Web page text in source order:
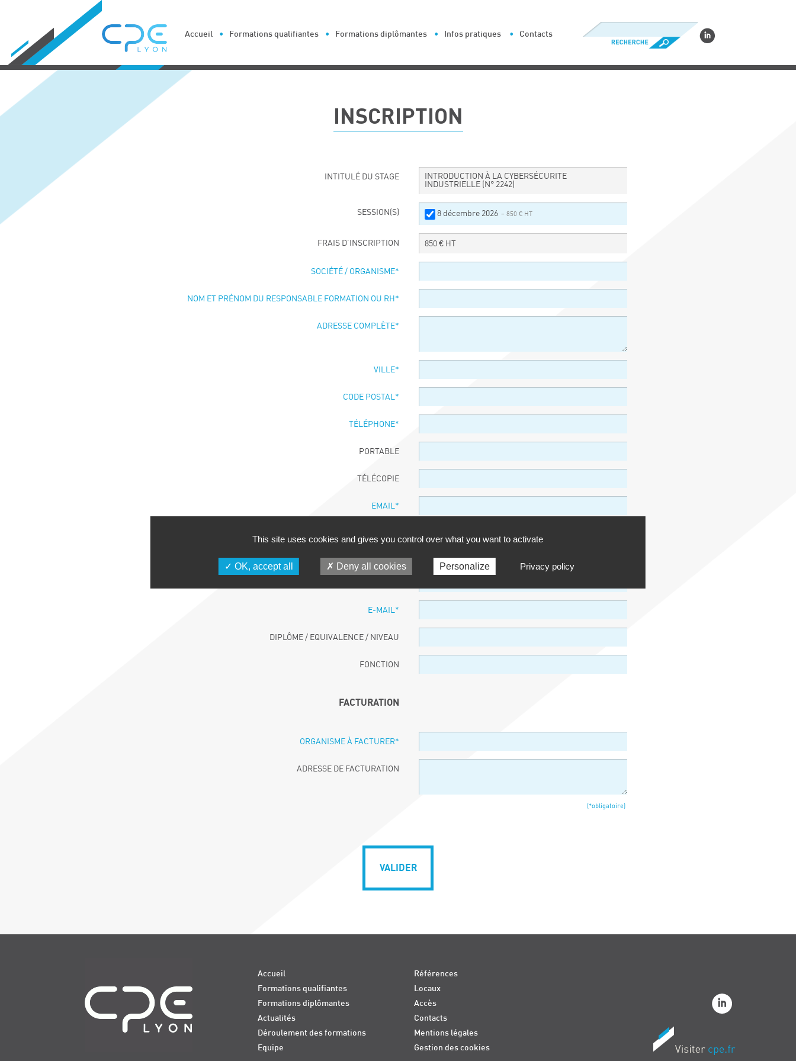
Accueil Formations qualifiantes Formations diplômantes Infos pratiques Contacts
INSCRIPTION
INTITULÉ DU STAGE
INTRODUCTION À LA CYBERSÉCURITE
INDUSTRIELLE (N° 2242)
SESSION(S) 8 décembre 2026 – 850 € HT
FRAIS D’INSCRIPTION 850 € HT
SOCIÉTÉ / ORGANISME*
NOM ET PRÉNOM DU RESPONSABLE FORMATION OU RH *
ADRESSE COMPLÈTE*
VILLE*
CODE POSTAL*
TÉLÉPHONE*
PORTABLE
TÉLÉCOPIE
EMAIL*
PARTICIPANT
E-MAIL*
DIPLÔME / EQUIVALENCE / NIVEAU
FONCTION
FACTURATION
ORGANISME À FACTURER*
ADRESSE DE FACTURATION
(*obligatoire)
VALIDER
Accueil
Formations qualifiantes
Formations diplômantes
Actualités
Déroulement des formations
Equipe
Références
Locaux
Accès
Contacts
Mentions légales
Gestion des cookies
Cookies management panel
This site uses cookies and gives you control over what you want to activate
OK, accept all Deny all cookies Personalize Privacy policy